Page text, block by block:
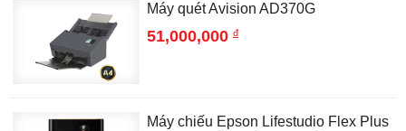
Máy quét Avision AD370G
51,000,000 đ
Máy chiếu Epson Lifestudio Flex Plus